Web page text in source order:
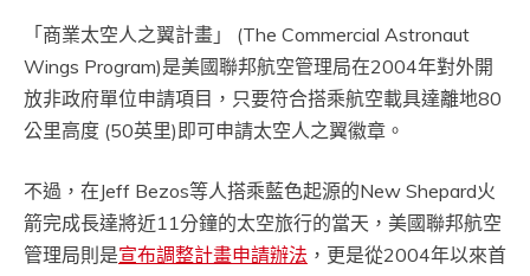
「商業太空人之翼計畫」 (The Commercial Astronaut
Wings Program)是美國聯邦航空管理局在2004年對外開
放非政府單位申請項目，只要符合搭乘航空載具達離地80
公里高度 (50英里)即可申請太空人之翼徽章。
不過，在Jeff Bezos等人搭乘藍色起源的New Shepard火
箭完成長達將近11分鐘的太空旅行的當天，美國聯邦航空
管理局則是宣布調整計畫申請辦法 ，更是從2004年以來首